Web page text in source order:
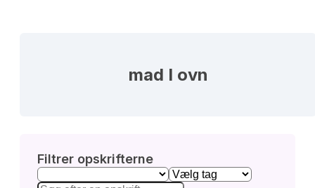
mad I ovn
Filtrer opskrifterne